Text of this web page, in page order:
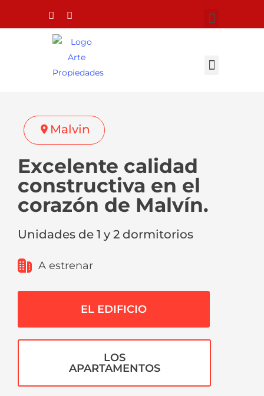
Malvin
Excelente calidad
constructiva en el
corazón de Malvín.
Unidades de 1 y 2 dormitorios
A estrenar
EL EDIFICIO
LOS
APARTAMENTOS